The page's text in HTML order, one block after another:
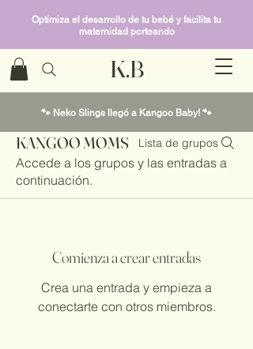
K.B
Optimiza el desarrollo de tu bebé y facilita tu
maternidad porteando
🐾 Neko Slings llegó a Kangoo Baby! 🐾
KANGOO MOMS Lista de grupos
Accede a los grupos y las entradas a
continuación.
Comienza a crear entradas
Crea una entrada y empieza a
conectarte con otros miembros.